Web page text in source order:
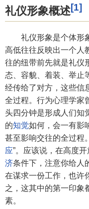
礼仪形象概述[1]
礼仪形象是个体形象
高低往往反映出一个人
往的纽带前先就是礼仪
态、容貌、着装、举止
经传给了对方，这些信
全过程。行为心理学家
头四分钟是形成人们知
的知觉如何，会一有影
甚至影响交往的全过程
应”。应该说，在高度
济条件下，注意你给人
在谋求一份工作，也许
之，这其中的第一印象
素。